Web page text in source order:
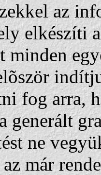
az
elkészíti
minden
fog arra,
generált
ne
már